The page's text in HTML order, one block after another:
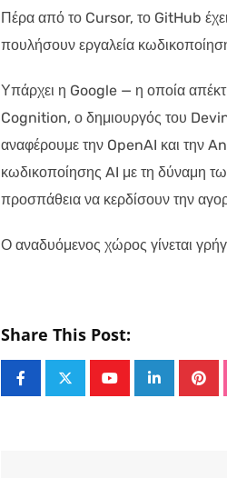
Πέρα από το Cursor, το GitHub
πουλήσουν εργαλεία
Υπάρχει η Google — η οποία
Cognition, ο δημιουργός του
αναφέρουμε την OpenAI και την
κωδικοποίησης AI με τη δύναμη
προσπάθεια να κερδίσουν την
Ο αναδυόμενος χώρος γίνεται
Share This Post:
LinkedIn